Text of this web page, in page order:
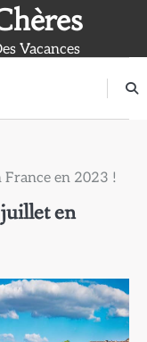
Vacances
en 2023 !
en